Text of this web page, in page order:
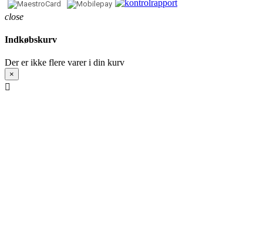
close
Indkøbskurv
Der er ikke flere varer i din kurv
×
